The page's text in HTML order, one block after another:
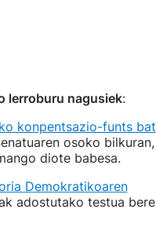
lerroburu nagusiek:
konpentsazio-funts bat
osoko bilkuran,
diote babesa.
Demokratikoaren
adostutako testua bere